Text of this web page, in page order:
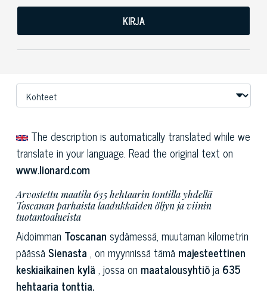
KIRJA
The description is automatically translated while we
translate in your language. Read the original text on
www.lionard.com
Arvostettu maatila 635 hehtaarin tontilla yhdellä
Toscanan parhaista laadukkaiden öljyn ja viinin
tuotantoalueista
Aidoimman Toscanan sydämessä, muutaman kilometrin
päässäSienasta , on myynnissä tämä majesteettinen
keskiaikainen kylä , jossa on maatalousyhtiöja 635
hehtaaria tonttia.